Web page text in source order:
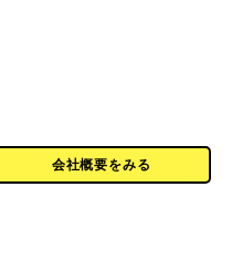
会社概要をみる